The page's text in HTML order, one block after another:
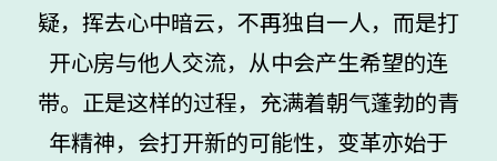
疑，挥去心中暗云，不再独自一人，而是打
开心房与他人交流，从中会产生希望的连
带。正是这样的过程，充满着朝气蓬勃的青
年精神，会打开新的可能性，变革亦始于